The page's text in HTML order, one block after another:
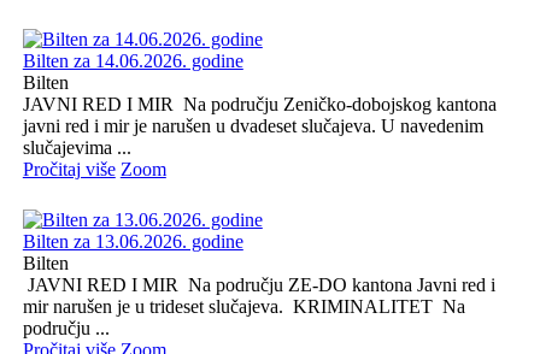
Bilten za 14.06.2026. godine
Bilten
JAVNI RED I MIR Na području Zeničko-dobojskog kantona
javni red i mir je narušen u dvadeset slučajeva. U navedenim
slučajevima ...
Pročitaj više Zoom
Bilten za 13.06.2026. godine
Bilten
JAVNI RED I MIR Na području ZE-DO kantona Javni red i
mir narušen je u trideset slučajeva. KRIMINALITET Na
području ...
Pročitaj više Zoom